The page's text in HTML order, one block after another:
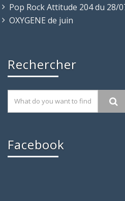
Pop Rock Attitude 204 du 28/
OXYGENE de juin
Rechercher
Facebook